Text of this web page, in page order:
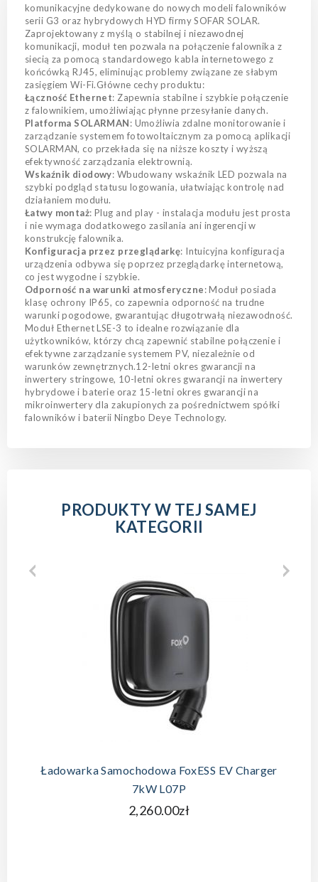
komunikacyjne dedykowane do nowych modeli falowników
serii G3 oraz hybrydowych HYD firmy SOFAR SOLAR.
Zaprojektowany z myślą o stabilnej i niezawodnej
komunikacji, moduł ten pozwala na połączenie falownika z
siecią za pomocą standardowego kabla internetowego z
końcówką RJ45, eliminując problemy związane ze słabym
zasięgiem Wi-Fi.Główne cechy produktu:
Łączność Ethernet: Zapewnia stabilne i szybkie połączenie
z falownikiem, umożliwiając płynne przesyłanie danych.
Platforma SOLARMAN: Umożliwia zdalne monitorowanie i
zarządzanie systemem fotowoltaicznym za pomocą aplikacji
SOLARMAN, co przekłada się na niższe koszty i wyższą
efektywność zarządzania elektrownią.
Wskaźnik diodowy: Wbudowany wskaźnik LED pozwala na
szybki podgląd statusu logowania, ułatwiając kontrolę nad
działaniem modułu.
Łatwy montaż: Plug and play - instalacja modułu jest prosta
i nie wymaga dodatkowego zasilania ani ingerencji w
konstrukcję falownika.
Konfiguracja przez przeglądarkę: Intuicyjna konfiguracja
urządzenia odbywa się poprzez przeglądarkę internetową,
co jest wygodne i szybkie.
Odporność na warunki atmosferyczne: Moduł posiada
klasę ochrony IP65, co zapewnia odporność na trudne
warunki pogodowe, gwarantując długotrwałą niezawodność.
Moduł Ethernet LSE-3 to idealne rozwiązanie dla
użytkowników, którzy chcą zapewnić stabilne połączenie i
efektywne zarządzanie systemem PV, niezależnie od
warunków zewnętrznych.12-letni okres gwarancji na
inwertery stringowe, 10-letni okres gwarancji na inwertery
hybrydowe i baterie oraz 15-letni okres gwarancji na
mikroinwertery dla zakupionych za pośrednictwem spółki
falowników i baterii Ningbo Deye Technology.
PRODUKTY W TEJ SAMEJ
KATEGORII
DODAJ DO KOSZYKA
Ładowarka Samochodowa FoxESS EV Charger
7kW L07P
2,260.00zł